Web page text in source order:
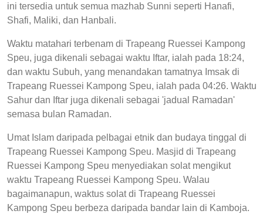
ini tersedia untuk semua mazhab Sunni seperti Hanafi,
Shafi, Maliki, dan Hanbali.
Waktu matahari terbenam di Trapeang Ruessei Kampong
Speu, juga dikenali sebagai waktu Iftar, ialah pada 18:24,
dan waktu Subuh, yang menandakan tamatnya Imsak di
Trapeang Ruessei Kampong Speu, ialah pada 04:26. Waktu
Sahur dan Iftar juga dikenali sebagai 'jadual Ramadan'
semasa bulan Ramadan.
Umat Islam daripada pelbagai etnik dan budaya tinggal di
Trapeang Ruessei Kampong Speu. Masjid di Trapeang
Ruessei Kampong Speu menyediakan solat mengikut
waktu Trapeang Ruessei Kampong Speu. Walau
bagaimanapun, waktus solat di Trapeang Ruessei
Kampong Speu berbeza daripada bandar lain di Kamboja.